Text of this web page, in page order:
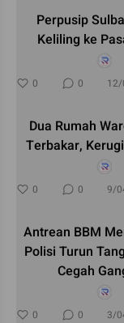
Perpusip
Keliling ke
0 0
Dua Rumah
Terbakar,
0 0 9/
Antrean BBM
Polisi Turun
Cegah
0 0 3/